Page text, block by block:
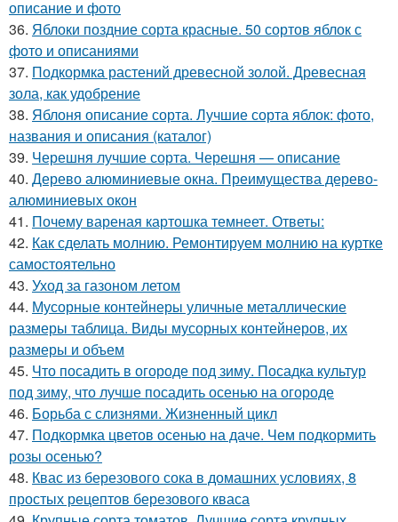
описание и фото
36. Яблоки поздние сорта красные. 50 сортов яблок с
фото и описаниями
37. Подкормка растений древесной золой. Древесная
зола, как удобрение
38. Яблоня описание сорта. Лучшие сорта яблок: фото,
названия и описания (каталог)
39. Черешня лучшие сорта. Черешня — описание
40. Дерево алюминиевые окна. Преимущества дерево-
алюминиевых окон
41. Почему вареная картошка темнеет. Ответы:
42. Как сделать молнию. Ремонтируем молнию на куртке
самостоятельно
43. Уход за газоном летом
44. Мусорные контейнеры уличные металлические
размеры таблица. Виды мусорных контейнеров, их
размеры и объем
45. Что посадить в огороде под зиму. Посадка культур
под зиму, что лучше посадить осенью на огороде
46. Борьба с слизнями. Жизненный цикл
47. Подкормка цветов осенью на даче. Чем подкормить
розы осенью?
48. Квас из березового сока в домашних условиях, 8
простых рецептов березового кваса